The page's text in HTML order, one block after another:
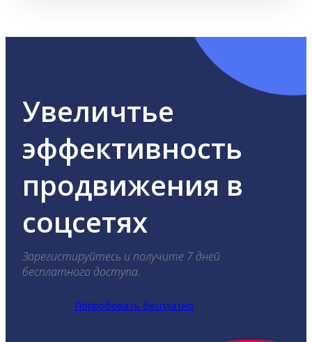
Увеличтье
эффективность
продвижения в
соцсетях
Зарегистируйтесь и получите 7 дней
бесплатного доступа.
Попробовать бесплатно